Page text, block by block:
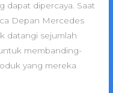
dapat dipercaya. Saat
Depan Mercedes
datangi sejumlah
membanding-
yang mereka